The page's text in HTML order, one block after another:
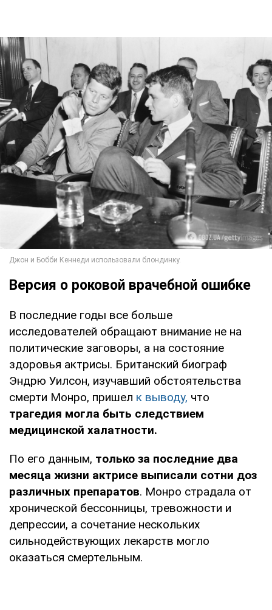
Версия о роковой врачебной ошибке
В последние годы все больше
исследователей обращают внимание не на
политические заговоры, а на состояние
здоровья актрисы. Британский биограф
Эндрю Уилсон, изучавший обстоятельства
смерти Монро, пришел к выводу, что
трагедия могла быть следствием
медицинской халатности.
По его данным, только за последние два
месяца жизни актрисе выписали сотни доз
различных препаратов. Монро страдала от
хронической бессонницы, тревожности и
депрессии, а сочетание нескольких
сильнодействующих лекарств могло
оказаться смертельным.